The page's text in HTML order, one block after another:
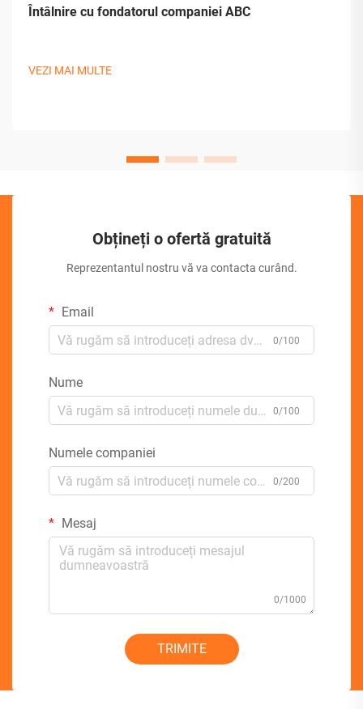
Întâlnire cu fondatorul companiei ABC
VEZI MAI MULTE
Obțineți o ofertă gratuită
Reprezentantul nostru vă va contacta curând.
Email
0/100
Nume
0/100
Numele companiei
0/200
Mesaj
0/1000
TRIMITE